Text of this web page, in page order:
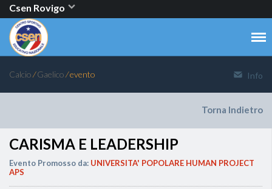
Csen Rovigo
Calcio⁄Gaelico⁄ evento Info
Torna Indietro
CARISMA E LEADERSHIP
Evento Promosso da: UNIVERSITA' POPOLARE HUMAN PROJECT
APS